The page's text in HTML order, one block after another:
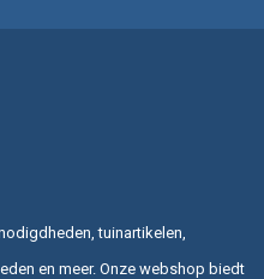
tuinartikelen,
en meer. Onze webshop biedt